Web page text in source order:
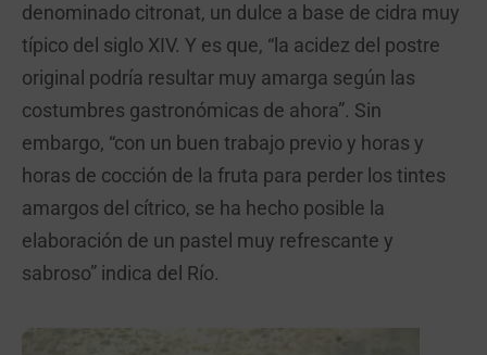
denominado citronat, un dulce a base de cidra muy
típico del siglo XIV. Y es que, “la acidez del postre
original podría resultar muy amarga según las
costumbres gastronómicas de ahora”. Sin
embargo, “con un buen trabajo previo y horas y
horas de cocción de la fruta para perder los tintes
amargos del cítrico, se ha hecho posible la
elaboración de un pastel muy refrescante y
sabroso” indica del Río.